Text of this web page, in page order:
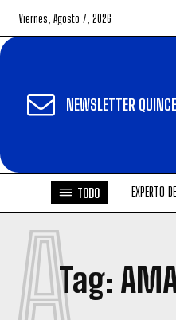
Viernes, Agosto 7, 2026
NEWSLETTER
TODO EXPERTO
Tag:
A